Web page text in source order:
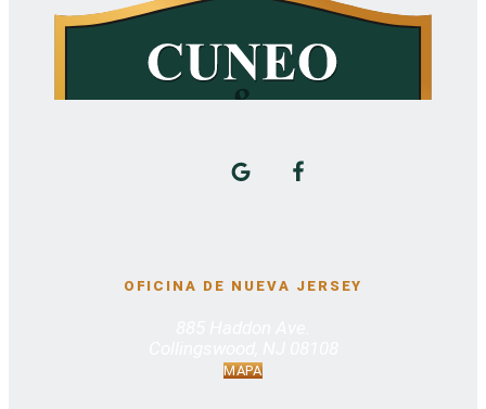
OFICINA DE NUEVA JERSEY
MAPA